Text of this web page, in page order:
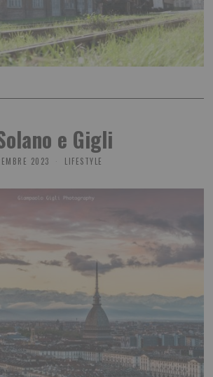
e Gigli
2023 LIFESTYLE